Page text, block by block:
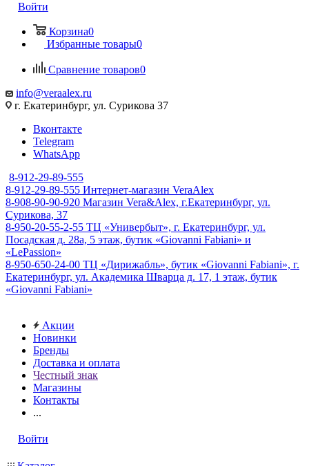
Войти
Корзина0
Избранные товары0
Сравнение товаров0
info@veraalex.ru
г. Екатеринбург, ул. Сурикова 37
Вконтакте
Telegram
WhatsApp
8-912-29-89-555
8-912-29-89-555 Интернет-магазин VeraAlex
8-908-90-90-920 Магазин Vera&Alex, г.Екатеринбург, ул.
Сурикова, 37
8-950-20-55-2-55 ТЦ «Универбыт», г. Екатеринбург, ул.
Посадская д. 28а, 5 этаж, бутик «Giovanni Fabiani» и
«LePassion»
8-950-650-24-00 ТЦ «Дирижабль», бутик «Giovanni Fabiani», г.
Екатеринбург, ул. Академика Шварца д. 17, 1 этаж, бутик
«Giovanni Fabiani»
Акции
Новинки
Бренды
Доставка и оплата
Честный знак
Магазины
Контакты
...
Войти